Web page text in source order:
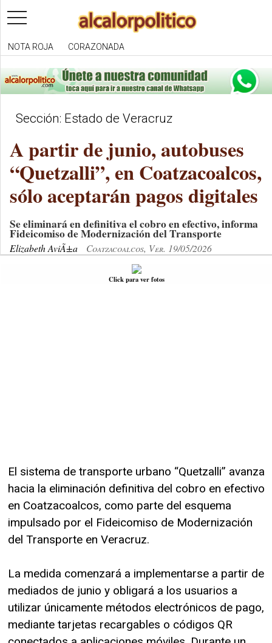
toggle
navigation
NOTA ROJA CORAZONADA
Sección: Estado de Veracruz
A partir de junio, autobuses
“Quetzalli”, en Coatzacoalcos,
sólo aceptarán pagos digitales
Se eliminará en definitiva el cobro en efectivo, informa
Fideicomiso de Modernización del Transporte
Elizabeth AviÃ±a Coatzacoalcos, Ver. 19/05/2026
Click para ver fotos
El sistema de transporte urbano “Quetzalli” avanza
hacia la eliminación definitiva del cobro en efectivo
en Coatzacoalcos, como parte del esquema
impulsado por el Fideicomiso de Modernización
del Transporte en Veracruz.
La medida comenzará a implementarse a partir de
mediados de junio y obligará a los usuarios a
utilizar únicamente métodos electrónicos de pago,
mediante tarjetas recargables o códigos QR